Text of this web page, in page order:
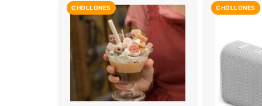
CHOLLONES CHOLLONES